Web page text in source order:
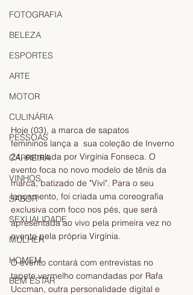
FOTOGRAFIA
BELEZA
ESPORTES
ARTE
MOTOR
CULINÁRIA
PESSOAS
CARREIRA
VINHOS
SABOR
SEXUALIDADE
MULHER
HOMEM
BEM ESTAR
Hoje (03), a marca de sapatos
femininos lança a  sua coleção de Inverno
24, estrelada por Virgínia Fonseca. O
evento foca no novo modelo de tênis da
marca, batizado de "Vivi". Para o seu
lançamento, foi criada uma coreografia
exclusiva com foco nos pés, que será
apresentada ao vivo pela primeira vez no
evento pela própria Virgínia.
O evento contará com entrevistas no
tapete vermelho comandadas por Rafa
Uccman, outra personalidade digital e